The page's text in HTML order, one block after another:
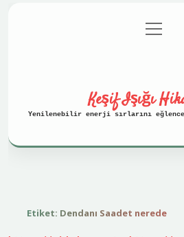
Gizlilik
menüyü
aç
Keşif Işığı
Yenilenebilir enerji sırlarını
Etiket: Dendanı Saadet nerede